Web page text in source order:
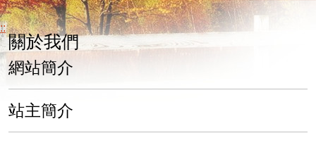
關於我們
網站簡介
站主簡介